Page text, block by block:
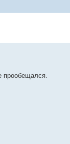
прообещался.